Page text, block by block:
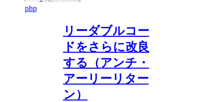
php
リーダブルコー
ドをさらに改良
する（アンチ・
アーリーリター
ン）